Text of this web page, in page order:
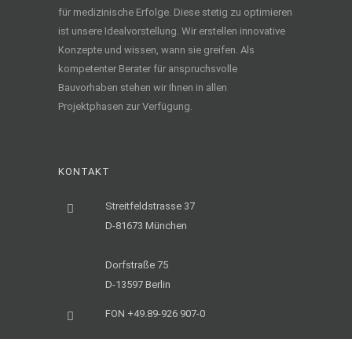
für medizinische Erfolge. Diese stetig zu optimieren
ist unsere Idealvorstellung. Wir erstellen innovative
Konzepte und wissen, wann sie greifen. Als
kompetenter Berater für anspruchsvolle
Bauvorhaben stehen wir Ihnen in allen
Projektphasen zur Verfügung.
KONTAKT
Streitfeldstrasse 37
D-81673 München
Dorfstraße 75
D-13597 Berlin
FON +49.89-926 907-0